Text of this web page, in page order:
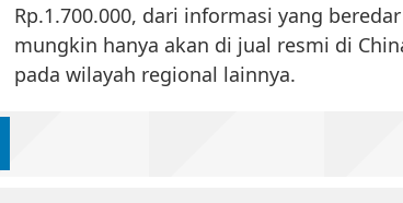
Rp.1.700.000, dari informasi yang
mungkin hanya akan di jual resmi di
pada wilayah regional lainnya.